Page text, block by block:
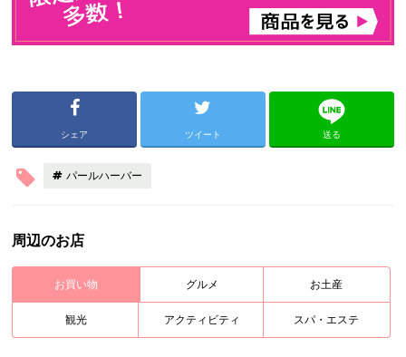
シェア ツイート 送る
パールハーバー
周辺のお店
お買い物 グルメ お土産
観光 アクティビティ スパ・エステ